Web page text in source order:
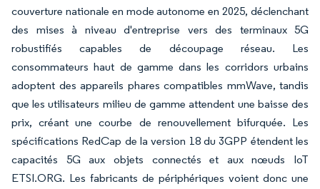
couverture nationale en mode autonome en 2025, déclenchant
des mises à niveau d'entreprise vers des terminaux 5G
robustifiés capables de découpage réseau. Les
consommateurs haut de gamme dans les corridors urbains
adoptent des appareils phares compatibles mmWave, tandis
que les utilisateurs milieu de gamme attendent une baisse des
prix, créant une courbe de renouvellement bifurquée. Les
spécifications RedCap de la version 18 du 3GPP étendent les
capacités 5G aux objets connectés et aux nœuds IoT
ETSI.ORG. Les fabricants de périphériques voient donc une